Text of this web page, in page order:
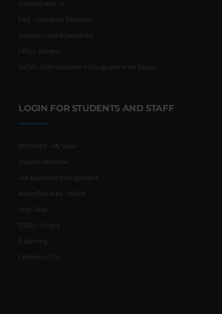
Connect with us
FAQ - Domande frequenti
Inclusion and Accessibility
Ufficio stampa
VaDiS - Valorizzazione e Divulgazione dei Saperi
LOGIN FOR STUDENTS AND STAFF
INTRANET - My Univr
Outlook Webmail
GIA password management
Backoffice Area - dbErw
Help Desk
ESSE3 - Cineca
E-learning
Cedolino e CU